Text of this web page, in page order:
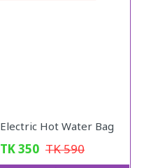
Electric Hot Water Bag
TK350 TK590